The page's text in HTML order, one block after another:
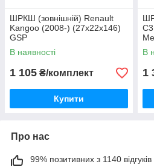
ШРКШ (зовнішній) Renault
Kangoo (2008-) (27x22x146)
GSP
В наявності
1 105 ₴/комплект
Купити
В
1
Про нас
99% позитивних з 1140 відгуків